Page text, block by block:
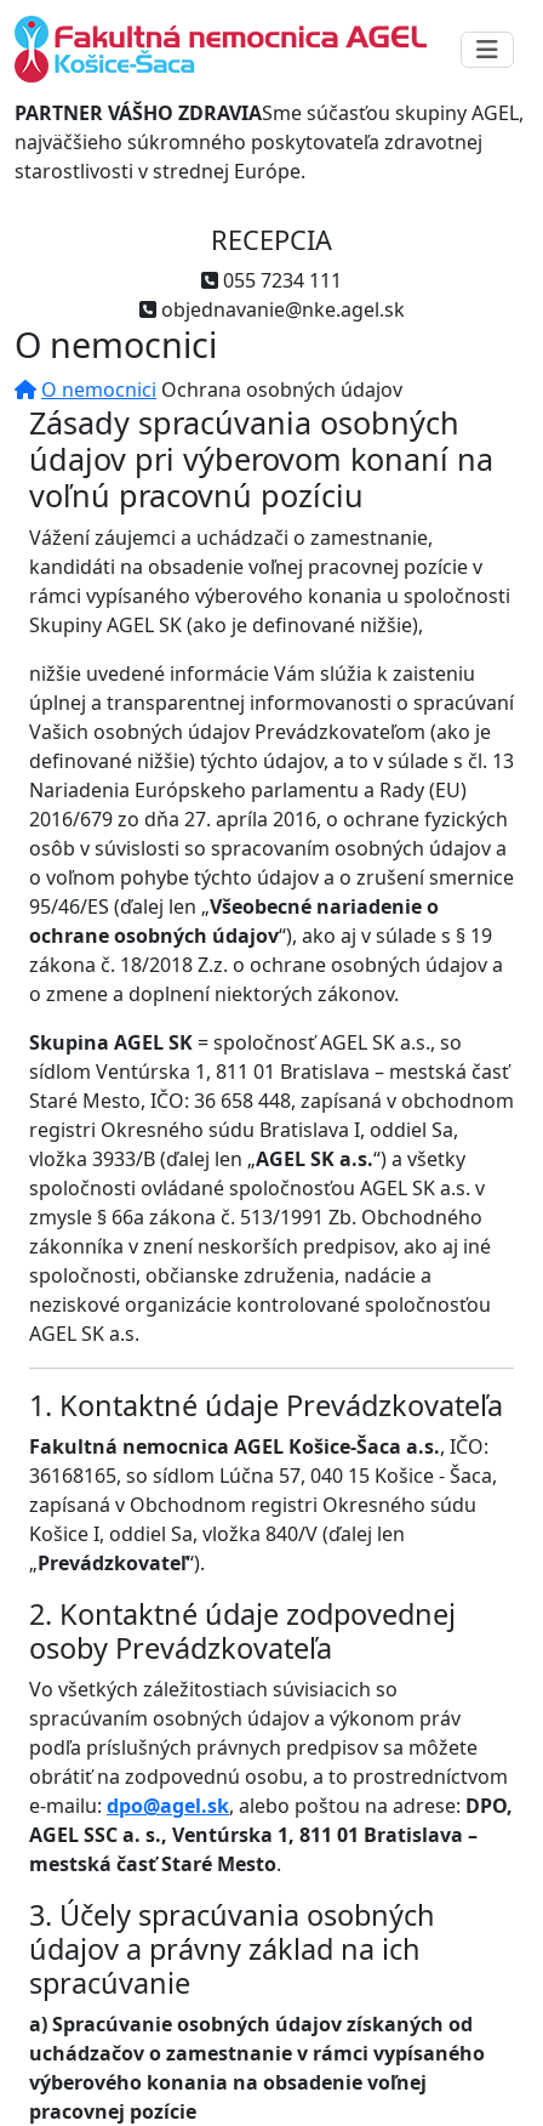
PARTNER VÁŠHO ZDRAVIASme súčasťou skupiny AGEL,
najväčšieho súkromného poskytovateľa zdravotnej
starostlivosti v strednej Európe.
RECEPCIA
055 7234 111
objednavanie@nke.agel.sk
O nemocnici
O nemocnici Ochrana osobných údajov
Zásady spracúvania osobných
údajov pri výberovom konaní na
voľnú pracovnú pozíciu
Vážení záujemci a uchádzači o zamestnanie,
kandidáti na obsadenie voľnej pracovnej pozície v
rámci vypísaného výberového konania u spoločnosti
Skupiny AGEL SK (ako je definované nižšie),
nižšie uvedené informácie Vám slúžia k zaisteniu
úplnej a transparentnej informovanosti o spracúvaní
Vašich osobných údajov Prevádzkovateľom (ako je
definované nižšie) týchto údajov, a to v súlade s čl. 13
Nariadenia Európskeho parlamentu a Rady (EU)
2016/679 zo dňa 27. apríla 2016, o ochrane fyzických
osôb v súvislosti so spracovaním osobných údajov a
o voľnom pohybe týchto údajov a o zrušení smernice
95/46/ES (ďalej len „Všeobecné nariadenie o
ochrane osobných údajov“), ako aj v súlade s § 19
zákona č. 18/2018 Z.z. o ochrane osobných údajov a
o zmene a doplnení niektorých zákonov.
Skupina AGEL SK= spoločnosť AGEL SK a.s., so
sídlom Ventúrska 1, 811 01 Bratislava – mestská časť
Staré Mesto, IČO: 36 658 448, zapísaná v obchodnom
registri Okresného súdu Bratislava I, oddiel Sa,
vložka 3933/B (ďalej len „AGEL SK a.s.“) a všetky
spoločnosti ovládané spoločnosťou AGEL SK a.s. v
zmysle § 66a zákona č. 513/1991 Zb. Obchodného
zákonníka v znení neskorších predpisov, ako aj iné
spoločnosti, občianske združenia, nadácie a
neziskové organizácie kontrolované spoločnosťou
AGEL SK a.s.
1. Kontaktné údaje Prevádzkovateľa
Fakultná nemocnica AGEL Košice-Šaca a.s., IČO:
36168165, so sídlom Lúčna 57, 040 15 Košice - Šaca,
zapísaná v Obchodnom registri Okresného súdu
Košice I, oddiel Sa, vložka 840/V (ďalej len
„Prevádzkovateľ“).
2. Kontaktné údaje zodpovednej
osoby Prevádzkovateľa
Vo všetkých záležitostiach súvisiacich so
spracúvaním osobných údajov a výkonom práv
podľa príslušných právnych predpisov sa môžete
obrátiť na zodpovednú osobu, a to prostredníctvom
e-mailu: dpo@agel.sk, alebo poštou na adrese: DPO,
AGEL SSC a. s., Ventúrska 1, 811 01 Bratislava –
mestská časť Staré Mesto.
3. Účely spracúvania osobných
údajov a právny základ na ich
spracúvanie
a) Spracúvanie osobných údajov získaných od
uchádzačov o zamestnanie v rámci vypísaného
výberového konania na obsadenie voľnej
pracovnej pozície